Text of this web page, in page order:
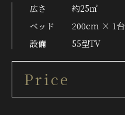
広さ
約25㎡
ベッド
200cm × 1台
設備
55型TV
Price